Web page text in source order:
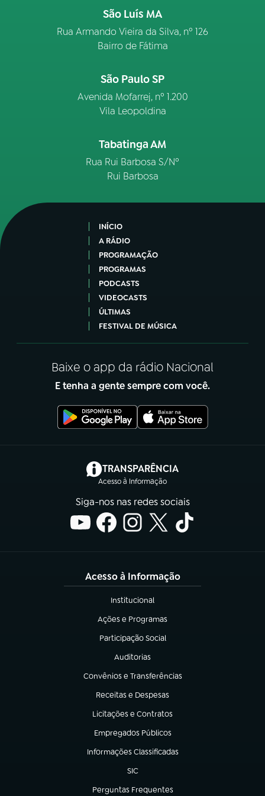
São Luís MA
Rua Armando Vieira da Silva, nº 126
Bairro de Fátima
São Paulo SP
Avenida Mofarrej, nº 1.200
Vila Leopoldina
Tabatinga AM
Rua Rui Barbosa S/Nº
Rui Barbosa
INÍCIO
A RÁDIO
PROGRAMAÇÃO
PROGRAMAS
PODCASTS
VIDEOCASTS
ÚLTIMAS
FESTIVAL DE MÚSICA
Baixe o app da rádio Nacional
E tenha a gente sempre com você.
TRANSPARÊNCIA
Acesso à Informação
(abre em nova aba)
Siga-nos nas redes sociais
Acesso à Informação
Institucional
(abre em nova aba)
Ações e Programas
(abre em nova aba)
Participação Social
(abre em nova aba)
Auditorias
(abre em nova aba)
Convênios e Transferências
(abre em nova aba)
Receitas e Despesas
(abre em nova aba)
Licitações e Contratos
(abre em nova aba)
Empregados Públicos
(abre em nova aba)
Informações Classificadas
(abre em nova aba)
SIC
(abre em nova aba)
Perguntas Frequentes
(abre em nova aba)